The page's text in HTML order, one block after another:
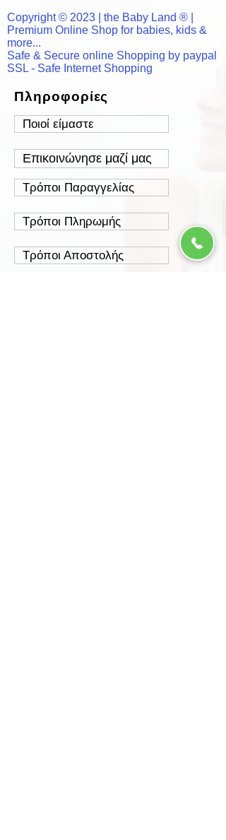
Copyright © 2023 | the Baby Land ® |
Premium Online Shop for babies, kids &
more...
Safe & Secure online Shopping by paypal
SSL - Safe Internet Shopping
Πληροφορίες
Ποιοί είμαστε
Επικοινώνησε μαζί μας
Τρόποι Παραγγελίας
Τρόποι Πληρωμής
Τρόποι Αποστολής